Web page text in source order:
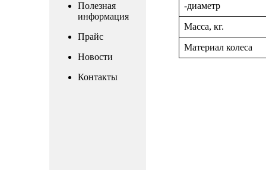
Полезная
информация
Прайс
Новости
Контакты
-диаметр
Масса, кг.
Материал колеса